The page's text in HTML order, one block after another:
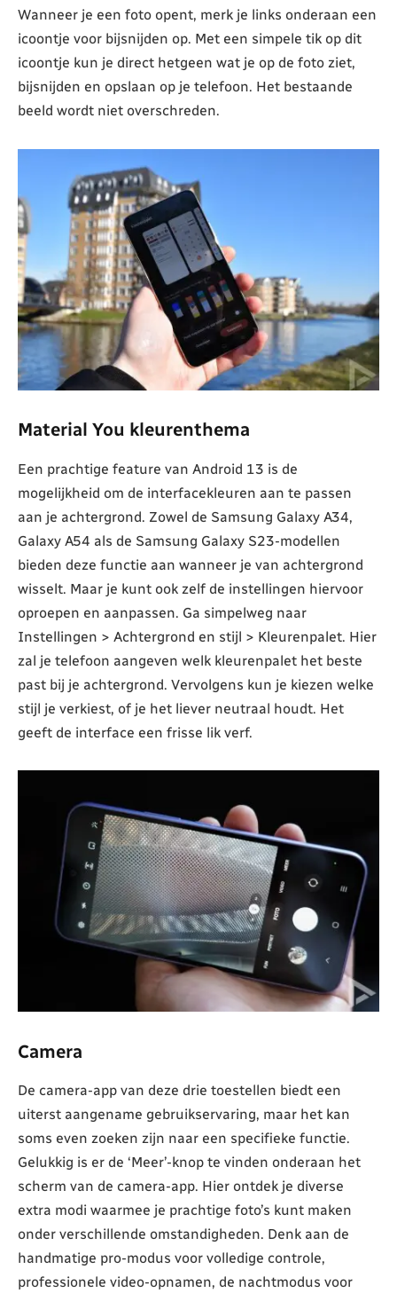
Wanneer je een foto opent, merk je links onderaan een
icoontje voor bijsnijden op. Met een simpele tik op dit
icoontje kun je direct hetgeen wat je op de foto ziet,
bijsnijden en opslaan op je telefoon. Het bestaande
beeld wordt niet overschreden.
Material You kleurenthema
Een prachtige feature van Android 13 is de
mogelijkheid om de interfacekleuren aan te passen
aan je achtergrond. Zowel de Samsung Galaxy A34,
Galaxy A54 als de Samsung Galaxy S23-modellen
bieden deze functie aan wanneer je van achtergrond
wisselt. Maar je kunt ook zelf de instellingen hiervoor
oproepen en aanpassen. Ga simpelweg naar
Instellingen > Achtergrond en stijl > Kleurenpalet. Hier
zal je telefoon aangeven welk kleurenpalet het beste
past bij je achtergrond. Vervolgens kun je kiezen welke
stijl je verkiest, of je het liever neutraal houdt. Het
geeft de interface een frisse lik verf.
Camera
De camera-app van deze drie toestellen biedt een
uiterst aangename gebruikservaring, maar het kan
soms even zoeken zijn naar een specifieke functie.
Gelukkig is er de ‘Meer’-knop te vinden onderaan het
scherm van de camera-app. Hier ontdek je diverse
extra modi waarmee je prachtige foto’s kunt maken
onder verschillende omstandigheden. Denk aan de
handmatige pro-modus voor volledige controle,
professionele video-opnamen, de nachtmodus voor